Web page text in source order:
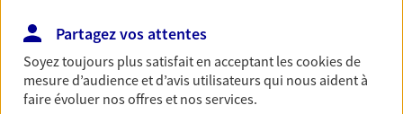
Réalisez vos projets grâce à votre épargne : achat
immobilier, études des enfants ou voyage autour
du monde… Épargnez à votre rythme et
simplement, selon votre profil.
Partagez vos attentes
Soyez toujours plus satisfait en acceptant lescookiesde
mesure d’audience et d’avis utilisateurs qui nous aident à
faire évoluer nos offres et nos services.